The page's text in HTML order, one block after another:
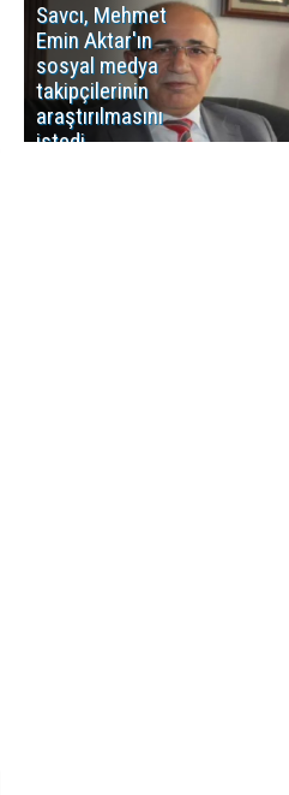
Savcı, Mehmet
Emin Aktar'ın
sosyal medya
takipçilerinin
araştırılmasını
istedi